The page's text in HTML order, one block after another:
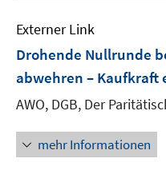
Externer Link
Drohende Nullrunde
abwehren – Kaufkraft
AWO, DGB, Der
mehr Informationen